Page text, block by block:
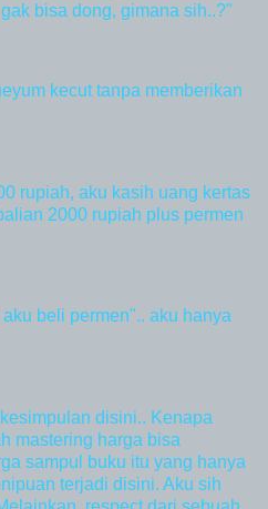
bisa dong, gimana sih..?"
kecut tanpa memberikan
rupiah, aku kasih uang kertas
2000 rupiah plus permen
beli permen".. aku hanya
disini.. Kenapa
mastering harga bisa
sampul buku itu yang hanya
terjadi disini. Aku sih